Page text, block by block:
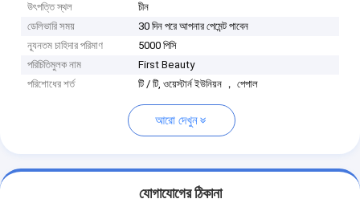
উৎপত্তি স্থল
চীন
ডেলিভারি সময়
30 দিন পরে আপনার পেমেন্ট পাবেন
ন্যূনতম চাহিদার পরিমাণ
5000 পিসি
পরিচিতিমুলক নাম
First Beauty
পরিশোধের শর্ত
টি / টি, ওয়েস্টার্ন ইউনিয়ন ， পেপাল
আরো দেখুন
যোগাযোগের ঠিকানা